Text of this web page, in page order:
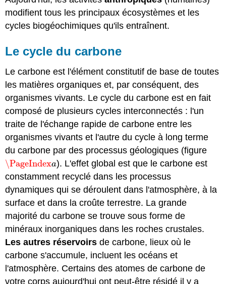
modifient tous les principaux écosystèmes et les
cycles biogéochimiques qu'ils entraînent.
Le cycle du carbone
Le carbone est l'élément constitutif de base de toutes
les matières organiques et, par conséquent, des
organismes vivants. Le cycle du carbone est en fait
composé de plusieurs cycles interconnectés : l'un
traite de l'échange rapide de carbone entre les
organismes vivants et l'autre du cycle à long terme
du carbone par des processus géologiques (figure
\PageIndexa
\PageIndexa). L'effet global est que le carbone est
constamment recyclé dans les processus
dynamiques qui se déroulent dans l'atmosphère, à la
surface et dans la croûte terrestre. La grande
majorité du carbone se trouve sous forme de
minéraux inorganiques dans les roches crustales.
Les autres réservoirs de carbone, lieux où le
carbone s'accumule, incluent les océans et
l'atmosphère. Certains des atomes de carbone de
votre corps aujourd'hui ont peut-être résidé il y a